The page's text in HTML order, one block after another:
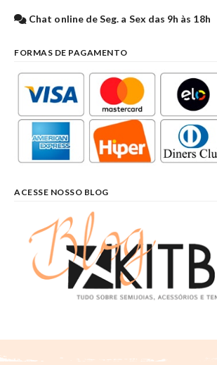
Chat online de Seg. a Sex das 9h às 18h
FORMAS DE PAGAMENTO
ACESSE NOSSO BLOG